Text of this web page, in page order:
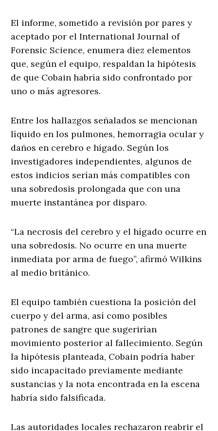
El informe, sometido a revisión por pares y
aceptado por el International Journal of
Forensic Science, enumera diez elementos
que, según el equipo, respaldan la hipótesis
de que Cobain habría sido confrontado por
uno o más agresores.
Entre los hallazgos señalados se mencionan
líquido en los pulmones, hemorragia ocular y
daños en cerebro e hígado. Según los
investigadores independientes, algunos de
estos indicios serían más compatibles con
una sobredosis prolongada que con una
muerte instantánea por disparo.
“La necrosis del cerebro y el hígado ocurre en
una sobredosis. No ocurre en una muerte
inmediata por arma de fuego”, afirmó Wilkins
al medio británico.
El equipo también cuestiona la posición del
cuerpo y del arma, así como posibles
patrones de sangre que sugerirían
movimiento posterior al fallecimiento. Según
la hipótesis planteada, Cobain podría haber
sido incapacitado previamente mediante
sustancias y la nota encontrada en la escena
habría sido falsificada.
Las autoridades locales rechazaron reabrir el